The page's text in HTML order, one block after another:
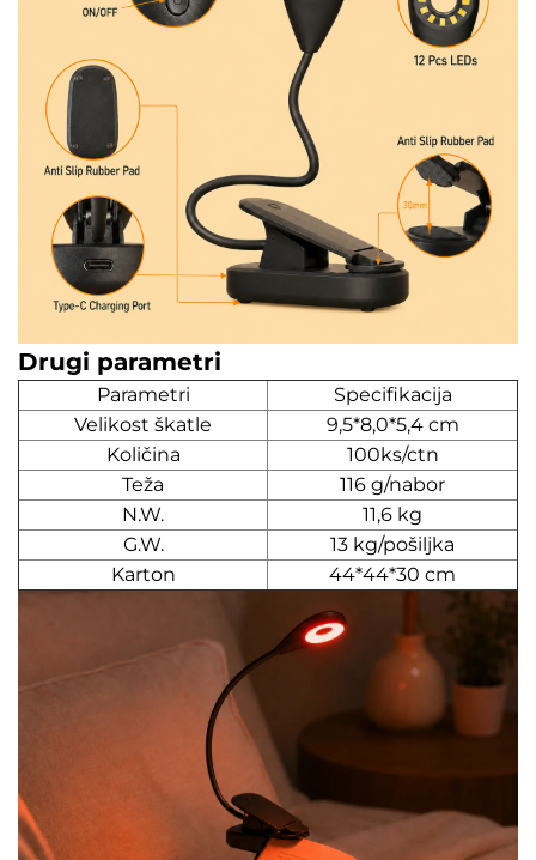
Drugi parametri
Parametri
Specifikacija
Velikost škatle
9,5*8,0*5,4 cm
Količina
100ks/ctn
Teža
116 g/nabor
N.W.
11,6 kg
G.W.
13 kg/pošiljka
Karton
44*44*30 cm